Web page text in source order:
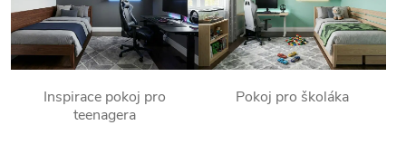
Inspirace pokoj pro
teenagera
Pokoj pro školáka